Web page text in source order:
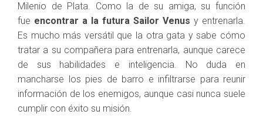
Milenio de Plata. Como la de su amiga, su función
fue encontrar a la futura Sailor Venus y entrenarla.
Es mucho más versátil que la otra gata y sabe cómo
tratar a su compañera para entrenarla, aunque carece
de sus habilidades e inteligencia. No duda en
mancharse los pies de barro e infiltrarse para reunir
información de los enemigos, aunque casi nunca suele
cumplir con éxito su misión.